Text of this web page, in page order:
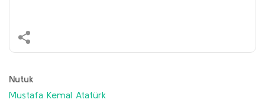
Nutuk
Mustafa Kemal Atatürk